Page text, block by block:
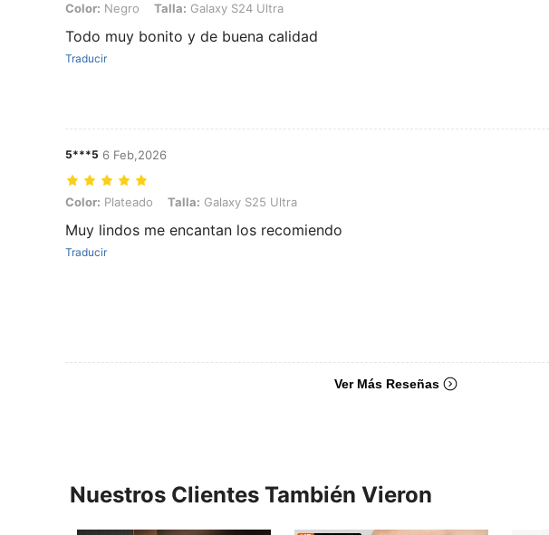
Color: Negro, Talla: Galaxy S24 Ultra
Color: Negro Talla: Galaxy S24 Ultra
Todo muy bonito y de buena calidad
Traducir
5***5 6 Feb,2026
Color: Plateado, Talla: Galaxy S25 Ultra
Color: Plateado Talla: Galaxy S25 Ultra
Muy lindos me encantan los recomiendo
Traducir
Ver Más Reseñas
Nuestros Clientes También Vieron